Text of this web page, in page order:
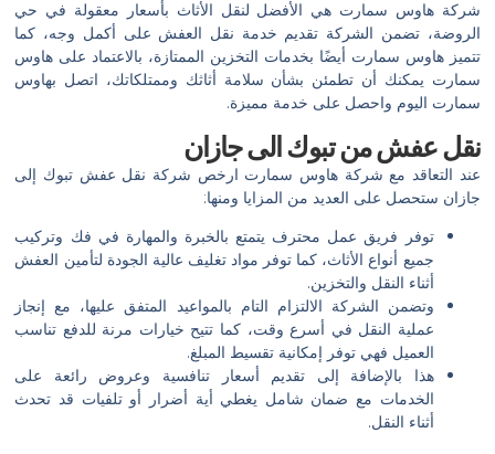
شركة هاوس سمارت هي الأفضل لنقل الأثاث بأسعار معقولة في حي
الروضة، تضمن الشركة تقديم خدمة نقل العفش على أكمل وجه، كما
تتميز هاوس سمارت أيضًا بخدمات التخزين الممتازة، بالاعتماد على هاوس
سمارت يمكنك أن تطمئن بشأن سلامة أثاثك وممتلكاتك، اتصل بهاوس
سمارت اليوم واحصل على خدمة مميزة.
نقل عفش من تبوك الى جازان
عند التعاقد مع شركة هاوس سمارت ارخص شركة نقل عفش تبوك إلى
جازان ستحصل على العديد من المزايا ومنها:
توفر فريق عمل محترف يتمتع بالخبرة والمهارة في فك وتركيب
جميع أنواع الأثاث، كما توفر مواد تغليف عالية الجودة لتأمين العفش
أثناء النقل والتخزين.
وتضمن الشركة الالتزام التام بالمواعيد المتفق عليها، مع إنجاز
عملية النقل في أسرع وقت، كما تتيح خيارات مرنة للدفع تناسب
العميل فهي توفر إمكانية تقسيط المبلغ.
هذا بالإضافة إلى تقديم أسعار تنافسية وعروض رائعة على
الخدمات مع ضمان شامل يغطي أية أضرار أو تلفيات قد تحدث
أثناء النقل.